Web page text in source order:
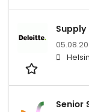
Senior